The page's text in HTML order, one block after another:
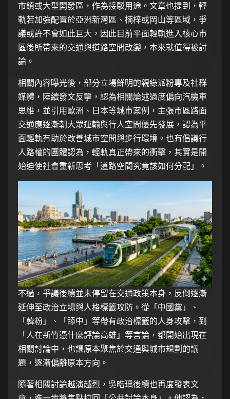
市鎮或大型開發區，作為接駁用途。文章也提到，輕
軌若加強配置於亞洲新灣區、楠梓或岡山等區域，爭
議或許不會如此巨大，因此目前平面輕軌進入核心市
區後所帶來的交通與道路空間改變，本來就值得被討
論。
相關內容曝光後，部分立場鮮明的親綠派粉專及社群
媒體，陸續發文反擊，認為相關論述過度偏向汽機車
思維，並引用歐洲、日本等城市案例，主張市區路面
交通應逐漸朝大眾運輸與行人空間優先發展，認為平
面輕軌有助於改善城市空間與步行環境。也有倡議行
人路權的團體認為，輕軌真正帶來的衝擊，其實是開
始迫使社會重新思考「道路空間究竟該如何分配」。
不過，爭議後續並未停留在交通政策本身，反倒逐漸
延伸至政治立場與人格標籤攻防。從「中國黨」、
「韓粉」、「舔中」等帶有政治標籤的人身攻擊，到
「人在新竹憑什麼評論高雄」等言論，都開始出現在
相關討論中，也讓原本聚焦於交通與城市規劃的議
題，逐漸偏離原本方向。
隨著相關討論越演越烈，吳晧瑀後續也再度發表文